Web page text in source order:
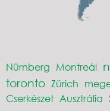
Nürnberg Montreál
toronto Zürich
Cserkészet Ausztrália